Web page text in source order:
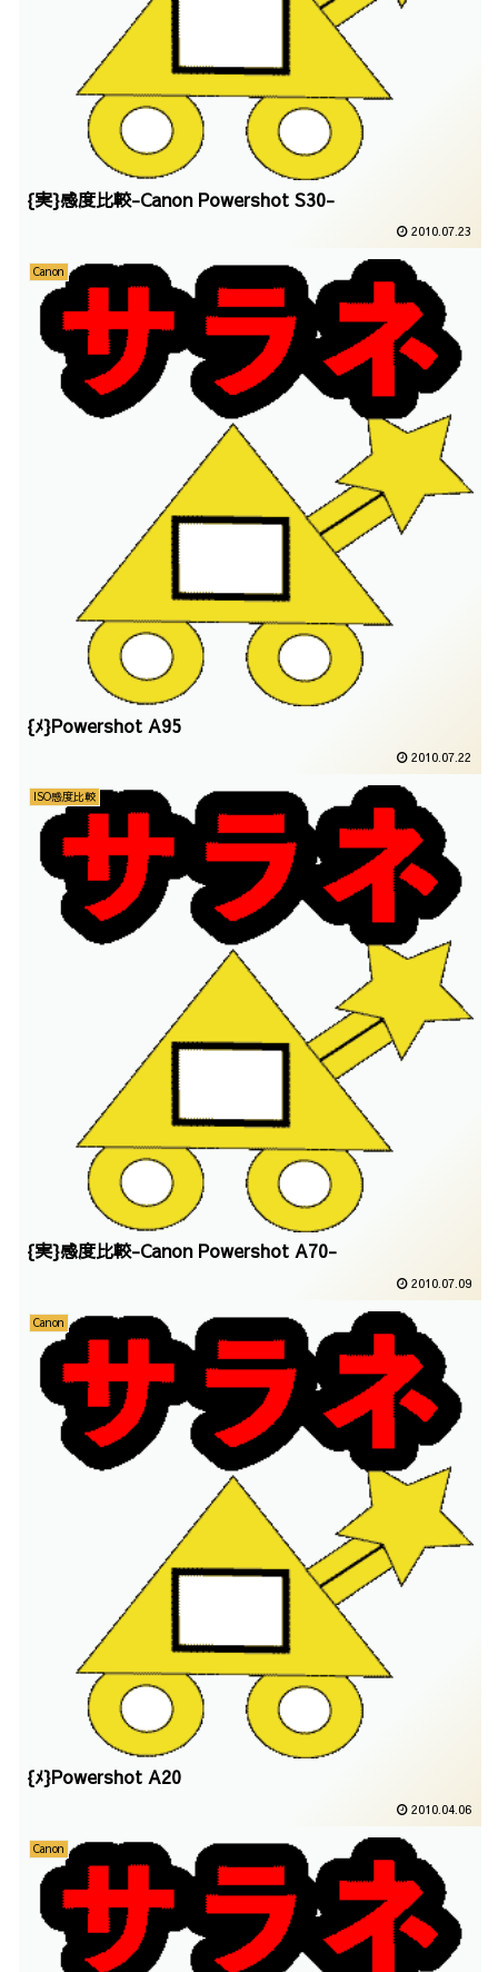
{実}感度比較-Canon Powershot S30-
2010.07.23
Canon
{ﾒ}Powershot A95
2010.07.22
ISO感度比較
{実}感度比較-Canon Powershot A70-
2010.07.09
Canon
{ﾒ}Powershot A20
2010.04.06
Canon